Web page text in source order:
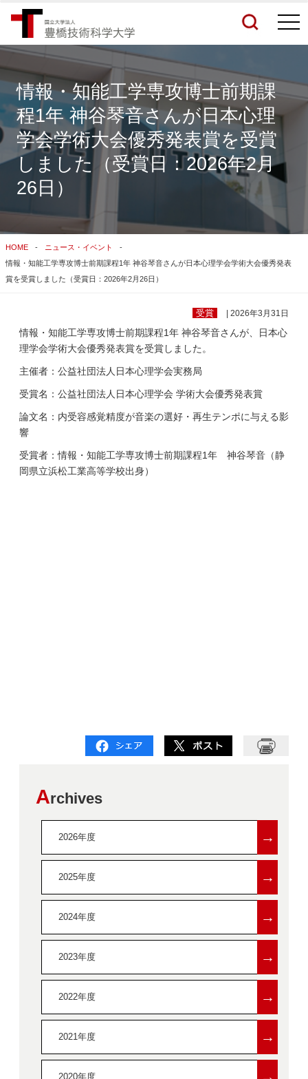
検索結果をもっと見る
関連サイトすべてを検索する
情報・知能工学専攻博士前期課
程1年 神谷琴音さんが日本心理
学会学術大会優秀発表賞を受賞
しました（受賞日：2026年2月
26日）
HOME
ニュース・イベント
情報・知能工学専攻博士前期課程1年 神谷琴音さんが日本心理学会学術大会優秀発表
賞を受賞しました（受賞日：2026年2月26日）
受賞 | 2026年3月31日
情報・知能工学専攻博士前期課程1年 神谷琴音さんが、日本心
理学会学術大会優秀発表賞を受賞しました。
主催者：公益社団法人日本心理学会実務局
受賞名：公益社団法人日本心理学会 学術大会優秀発表賞
論文名：内受容感覚精度が音楽の選好・再生テンポに与える影
響
受賞者：情報・知能工学専攻博士前期課程1年 神谷琴音（静
岡県立浜松工業高等学校出身）
Archives
2026年度 →
2025年度 →
2024年度 →
2023年度 →
2022年度 →
2021年度 →
2020年度